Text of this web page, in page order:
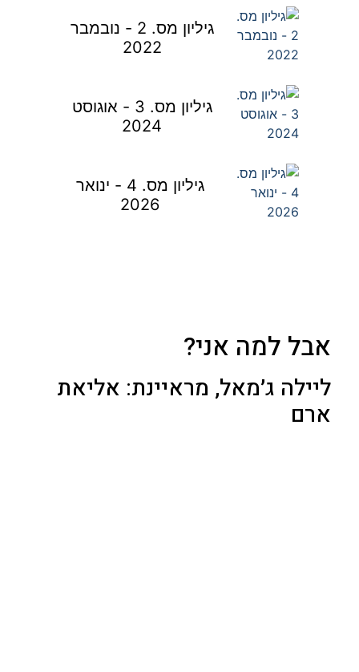
גיליון מס. 2 - נובמבר
2022
גיליון מס. 3 - אוגוסט
2024
גיליון מס. 4 - ינואר
2026
אבל למה אני?
ליילה ג׳מאל, מראיינת: אליאת
ארם